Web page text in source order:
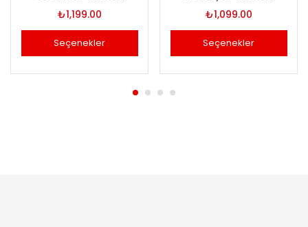
₺1,199.00
Seçenekler
₺1,099.00
Seçenekler